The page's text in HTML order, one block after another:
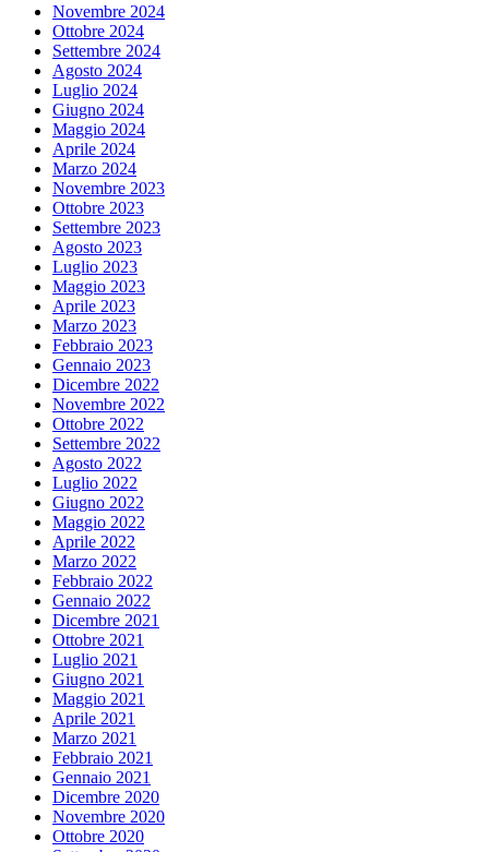
Novembre 2024
Ottobre 2024
Settembre 2024
Agosto 2024
Luglio 2024
Giugno 2024
Maggio 2024
Aprile 2024
Marzo 2024
Novembre 2023
Ottobre 2023
Settembre 2023
Agosto 2023
Luglio 2023
Maggio 2023
Aprile 2023
Marzo 2023
Febbraio 2023
Gennaio 2023
Dicembre 2022
Novembre 2022
Ottobre 2022
Settembre 2022
Agosto 2022
Luglio 2022
Giugno 2022
Maggio 2022
Aprile 2022
Marzo 2022
Febbraio 2022
Gennaio 2022
Dicembre 2021
Ottobre 2021
Luglio 2021
Giugno 2021
Maggio 2021
Aprile 2021
Marzo 2021
Febbraio 2021
Gennaio 2021
Dicembre 2020
Novembre 2020
Ottobre 2020